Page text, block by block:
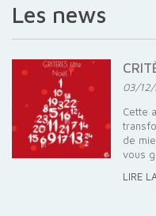
Les news
03/
Cette
de
vous
LIRE